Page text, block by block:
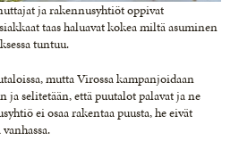
ja rakennusyhtiöt oppivat
taas haluavat kokea miltä asuminen
tuntuu.
mutta Virossa kampanjoidaan
ja selitetään, että puutalot palavat ja ne
ei osaa rakentaa puusta, he eivät